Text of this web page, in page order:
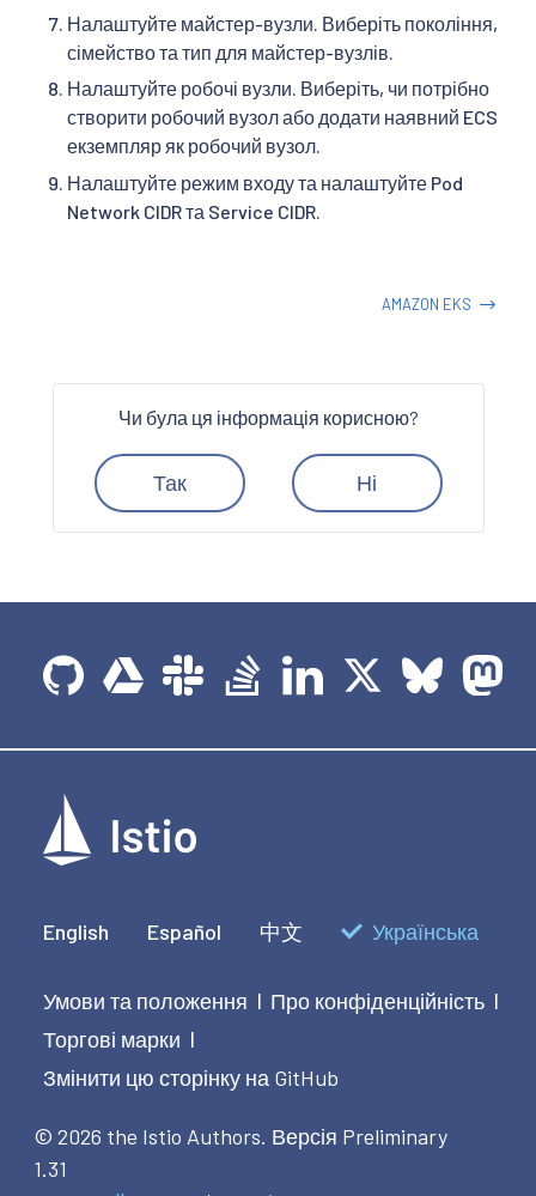
Налаштуйте майстер-вузли. Виберіть покоління,
сімейство та тип для майстер-вузлів.
Налаштуйте робочі вузли. Виберіть, чи потрібно
створити робочий вузол або додати наявний ECS
екземпляр як робочий вузол.
Налаштуйте режим входу та налаштуйте Pod
Network CIDR та Service CIDR.
AMAZON EKS
Чи була ця інформація корисною?
Так Ні
English Español 中文 Українська
Умови та положення | Про конфіденційність |
Торгові марки |
Змінити цю сторінку на GitHub
© 2026 the Istio Authors. Версія Preliminary
1.31